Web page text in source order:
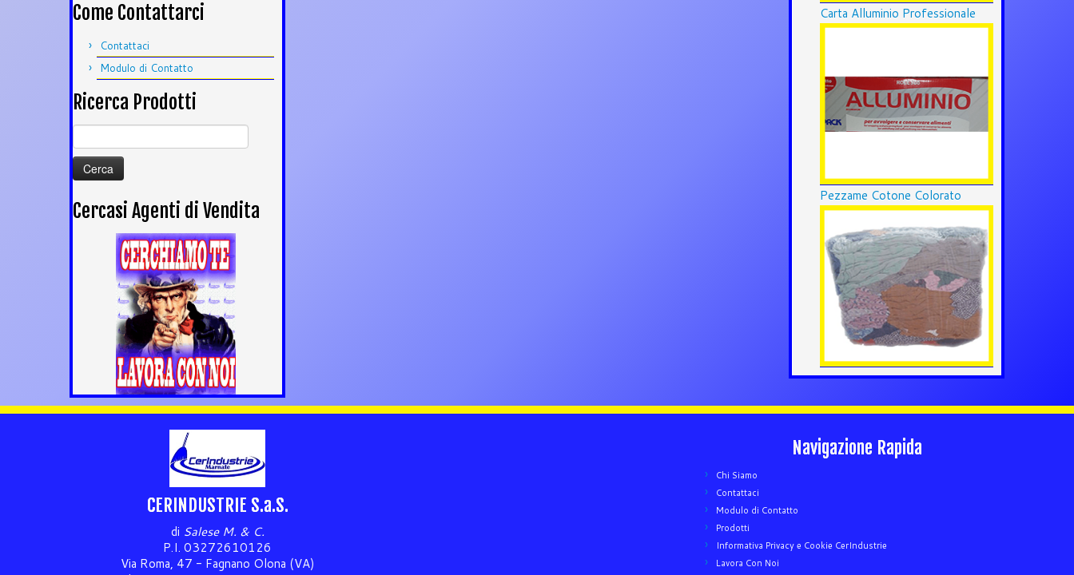
Come Contattarci
Contattaci
Modulo di Contatto
Ricerca Prodotti
per:
Cercasi Agenti di Vendita
Carta Alluminio Professionale
Pezzame Cotone Colorato
CERINDUSTRIE S.a.S.
di Salese M. & C.
P.I. 03272610126
Via Roma, 47 - Fagnano Olona (VA)
Navigazione Rapida
Chi Siamo
Contattaci
Modulo di Contatto
Prodotti
Informativa Privacy e Cookie CerIndustrie
Lavora Con Noi